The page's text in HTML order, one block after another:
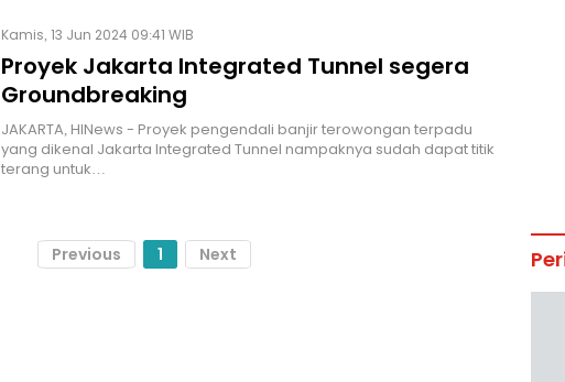
Kamis, 13 Jun 2024 09:41 WIB
Proyek Jakarta Integrated Tunnel segera
Groundbreaking
JAKARTA, HINews - Proyek pengendali banjir terowongan terpadu
yang dikenal Jakarta Integrated Tunnel nampaknya sudah dapat titik
terang untuk…
Previous 1 Next